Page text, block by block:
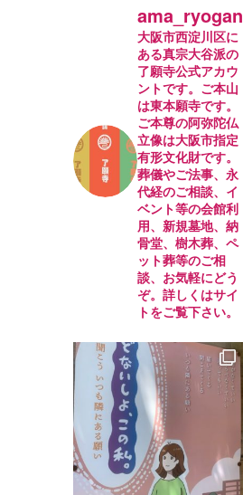
ama_ryogan
大阪市西淀川区に
ある真宗大谷派の
了願寺公式アカウ
ントです。ご本山
は東本願寺です。
ご本尊の阿弥陀仏
立像は大阪市指定
有形文化財です。
葬儀やご法事、永
代経のご相談、イ
ベント等の会館利
用、新規墓地、納
骨堂、樹木葬、ペ
ット葬等のご相
談、お気軽にどう
ぞ。詳しくはサイ
トをご覧下さい。